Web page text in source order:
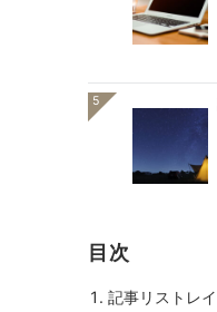
5
目次
記事リストレ